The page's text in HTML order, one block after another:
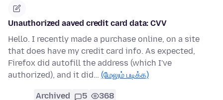
Unauthorized aaved credit card data: CVV
Hello. I recently made a purchase online, on a site
that does have my credit card info. As expected,
Firefox did autofill the address (which I've
authorized), and it did… (மேலும் படிக்க)
Archived 5 368